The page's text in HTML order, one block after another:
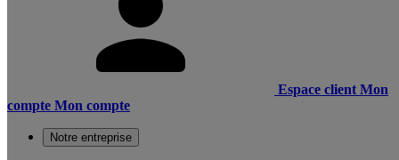
Espace client Mon
compte Mon compte
Notre entreprise